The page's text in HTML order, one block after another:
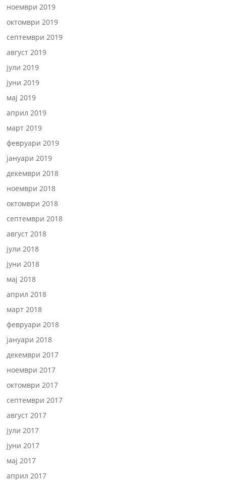
ноември 2019
октомври 2019
септември 2019
август 2019
јули 2019
јуни 2019
мај 2019
април 2019
март 2019
февруари 2019
јануари 2019
декември 2018
ноември 2018
октомври 2018
септември 2018
август 2018
јули 2018
јуни 2018
мај 2018
април 2018
март 2018
февруари 2018
јануари 2018
декември 2017
ноември 2017
октомври 2017
септември 2017
август 2017
јули 2017
јуни 2017
мај 2017
април 2017